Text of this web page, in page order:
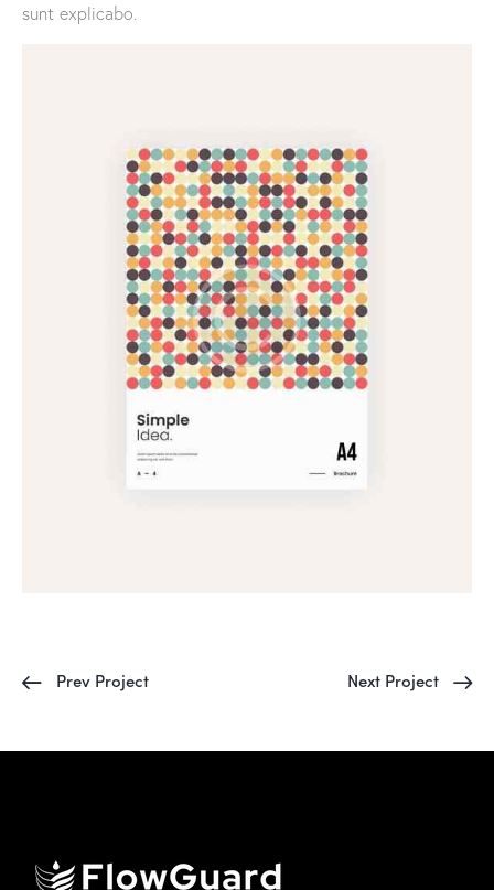
sunt explicabo.
Prev Project Next Project